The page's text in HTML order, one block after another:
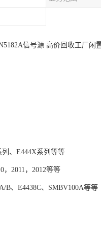
信号源 高价回收工厂闲
、E444X系列等等
，2011，2012等等
B、E4438C、SMBV100A等等